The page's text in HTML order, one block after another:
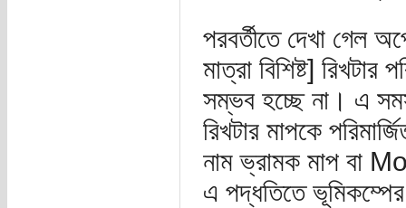
পরবর্তীতে দেখা গেল
মাত্রা বিশিষ্ট] রিখটার
সম্ভব হচ্ছে না। এ
রিখটার মাপকে
নাম ভ্রামক মাপ বা
এ পদ্ধতিতে